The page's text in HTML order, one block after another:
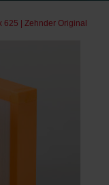
625 | Zehnder Original